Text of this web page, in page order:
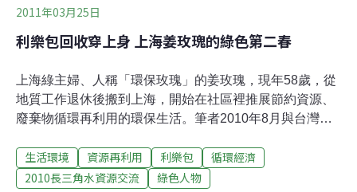
2011年03月25日
利樂包回收穿上身 上海姜玫瑰的綠色第二春
上海綠主婦、人稱「環保玫瑰」的姜玫瑰，現年58歲，從
地質工作退休後搬到上海，開始在社區裡推展節約資源、
廢棄物循環再利用的環保生活。筆者2010年8月與台灣環
姜玫瑰的住家與她碰面，只見她家中大大小小的回收牛奶
罐與利樂包，洗得乾乾淨淨堆放整齊；另一邊，則有一整
生活環境 資源再利用 利樂包
循環經濟
2010長三角水資源交流
綠色人物